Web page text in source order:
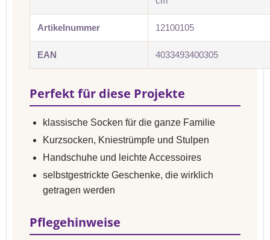
Artikelnummer 12100105
EAN 4033493400305
Perfekt für diese Projekte
klassische Socken für die ganze Familie
Kurzsocken, Kniestrümpfe und Stulpen
Handschuhe und leichte Accessoires
selbstgestrickte Geschenke, die wirklich
getragen werden
Pflegehinweise